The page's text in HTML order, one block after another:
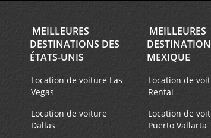
Service
gratuit
MEILLEURES
DESTINATIONS DES
ÉTATS-UNIS
Location de voiture Las
Vegas
Location de voiture
Dallas
MEILLEURES
MEXIQUE
Location de
Rental
Location de
Puerto Vallarta